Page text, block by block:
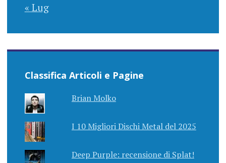
« Lug
Classifica Articoli e Pagine
Brian Molko
I 10 Migliori Dischi Metal del 2025
Deep Purple: recensione di Splat!